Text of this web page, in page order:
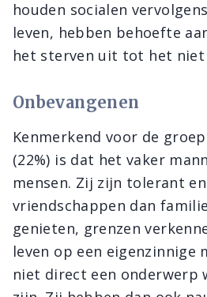
houden socialen
leven, hebben behoefte
het sterven uit tot het niet
Onbevangenen
Kenmerkend voor de
(22%) is dat het vaker
mensen. Zij zijn tolerant
vriendschappen dan
genieten, grenzen
leven op een eigenzinnige
niet direct een onderwerp